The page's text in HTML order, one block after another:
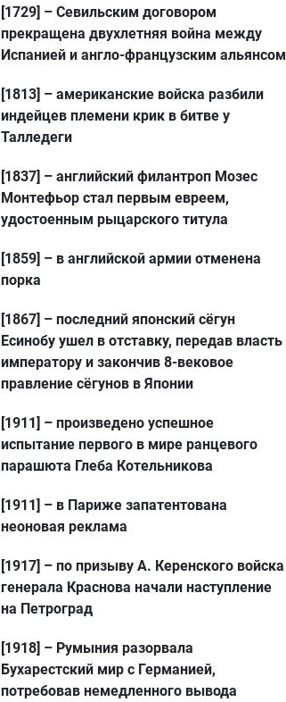
[1729] – Севильским договором
прекращена двухлетняя война между
Испанией и англо-французским альянсом
[1813] – американские войска разбили
индейцев племени крик в битве у
Талледеги
[1837] – английский филантроп Мозес
Монтефьор стал первым евреем,
удостоенным рыцарского титула
[1859] – в английской армии отменена
порка
[1867] – последний японский сёгун
Есинобу ушел в отставку, передав власть
императору и закончив 8-вековое
правление сёгунов в Японии
[1911] – произведено успешное
испытание первого в мире ранцевого
парашюта Глеба Котельникова
[1911] – в Париже запатентована
неоновая реклама
[1917] – по призыву А. Керенского войска
генерала Краснова начали наступление
на Петроград
[1918] – Румыния разорвала
Бухарестский мир с Германией,
потребовав немедленного вывода